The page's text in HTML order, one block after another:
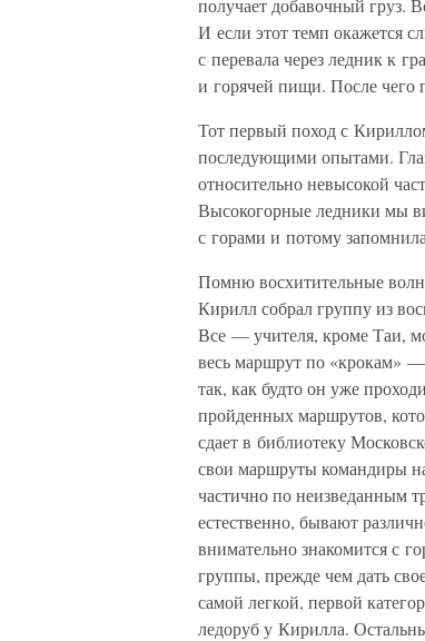
получает добавочный груз.
И если этот темп окажется
с перевала через ледник к
и горячей пищи. После чего
Тот первый поход с
последующими опытами.
относительно невысокой
Высокогорные ледники мы
с горами и потому
Помню восхитительные
Кирилл собрал группу из
Все — учителя, кроме Таи,
весь маршрут по «крокам»
так, как будто он уже
пройденных маршрутов,
сдает в библиотеку
свои маршруты командиры
частично по неизведанным
естественно, бывают
внимательно знакомится с
группы, прежде чем дать
самой легкой, первой
ледоруб у Кирилла.